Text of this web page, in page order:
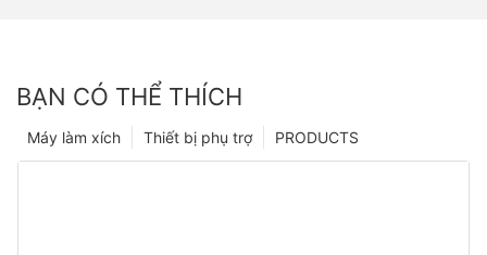
BẠN CÓ THỂ THÍCH
PRODUCTS
Thiết bị phụ trợ
Máy làm xích